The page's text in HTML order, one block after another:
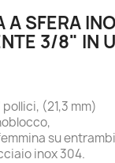
A SFERA
3/8" IN
(21,3 mm)
su
inox 304.